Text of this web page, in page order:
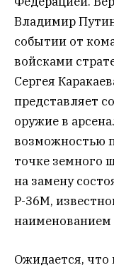
Владимир
событии от
войсками
Сергея
представляет
оружие в
возможностью
точке земного
на замену
Р-36М,
наименованием
Ожидается,